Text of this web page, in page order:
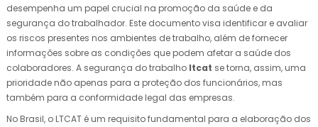
desempenha um papel crucial na promoção da saúde e da
segurança do trabalhador. Este documento visa identificar e avaliar
os riscos presentes nos ambientes de trabalho, além de fornecer
informações sobre as condições que podem afetar a saúde dos
colaboradores. A segurança do trabalho ltcat se torna, assim, uma
prioridade não apenas para a proteção dos funcionários, mas
também para a conformidade legal das empresas.
No Brasil, o LTCAT é um requisito fundamental para a elaboração dos